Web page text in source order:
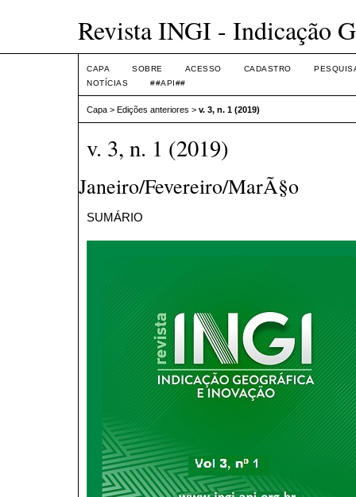
Revista INGI - Indicação
CAPA SOBRE ACESSO CADASTRO
NOTÍCIAS
##API##
Capa > Edições anteriores > v. 3, n. 1 (2019)
v. 3, n. 1 (2019)
Janeiro/Fevereiro/MarÃ§o
SUMÁRIO